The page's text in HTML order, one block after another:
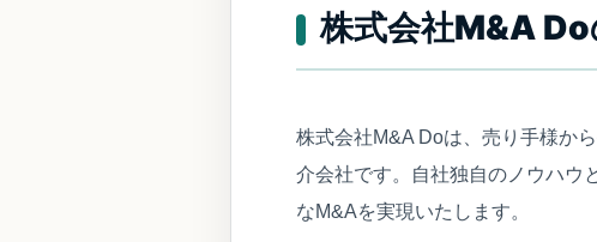
株式会社M&A
株式会社M&A Doは、売り手様か
介会社です。自社独自のノウハウ
なM&Aを実現いたします。